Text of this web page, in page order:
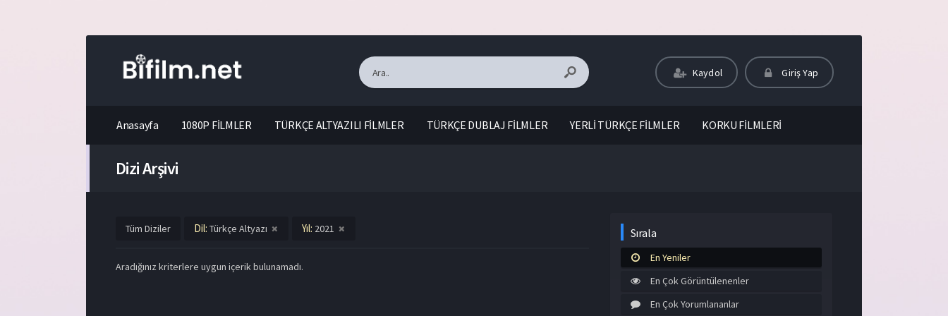
Kaydol Giriş Yap
Anasayfa 1080P FİLMLER TÜRKÇE ALTYAZILI FİLMLER TÜRKÇE DUBLAJ FİLMLER YERLİ TÜRKÇE FİLMLER KORKU FİLMLERİ
Dizi Arşivi
Tüm Diziler Dil: Türkçe Altyazı Yıl: 2021
Aradığınız kriterlere uygun içerik bulunamadı.
Sırala
En Yeniler
En Çok Görüntülenenler
En Çok Yorumlananlar